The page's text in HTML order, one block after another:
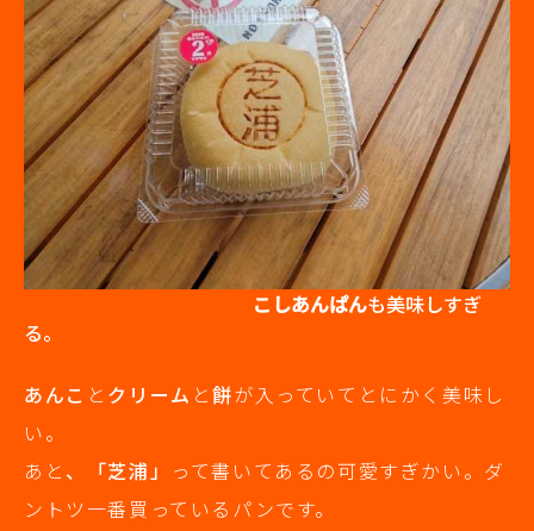
こしあんぱんも美味しすぎ
る。
あんこ とクリーム と餅が入っていてとにかく美味し
い。
あと、「芝浦」 って書いてあるの可愛すぎかい。ダ
ントツ一番買っているパンです。